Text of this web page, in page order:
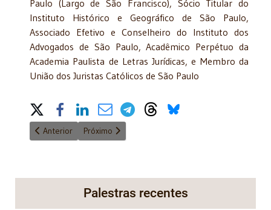
Paulo (Largo de São Francisco), Sócio Titular do
Instituto Histórico e Geográfico de São Paulo,
Associado Efetivo e Conselheiro do Instituto dos
Advogados de São Paulo, Acadêmico Perpétuo da
Academia Paulista de Letras Jurídicas, e Membro da
União dos Juristas Católicos de São Paulo
Share on Social Media
Artigo anterior: Prisão por decisão de segunda instância
Anterior Próximo artigo: Interpenetração dos Poderes e
Próximo
Palestras recentes